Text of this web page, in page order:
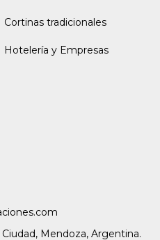
Cortinas tradicionales
Hotelería y Empresas
Mendoza, Argentina.